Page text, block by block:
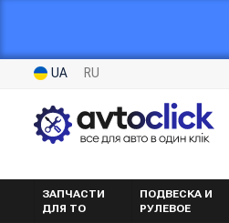
UA RU
ЗАПЧАСТИ
ДЛЯ ТО
ПОДВЕСКА И
РУЛЕВОЕ